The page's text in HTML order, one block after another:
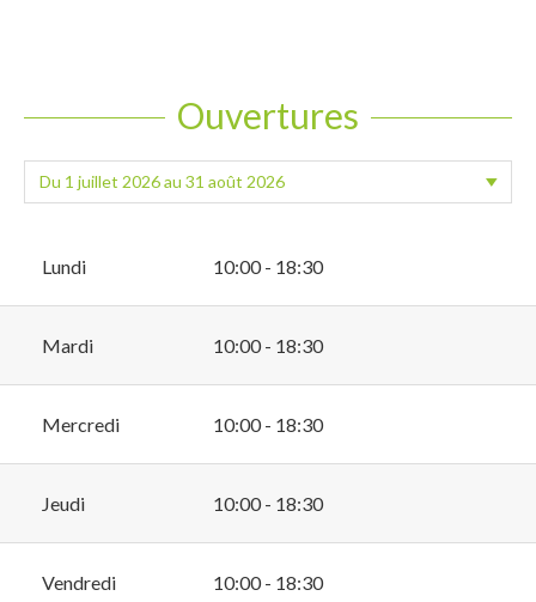
Ouvertures
Lundi 10:00 - 18:30
Mardi 10:00 - 18:30
Mercredi 10:00 - 18:30
Jeudi 10:00 - 18:30
Vendredi 10:00 - 18:30